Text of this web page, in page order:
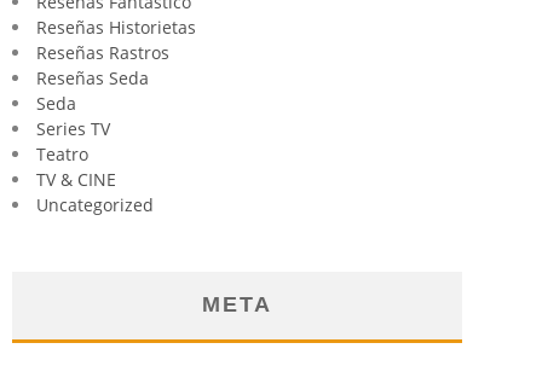
Reseñas Historietas
Reseñas Rastros
Reseñas Seda
Seda
Series TV
Teatro
TV & CINE
Uncategorized
META